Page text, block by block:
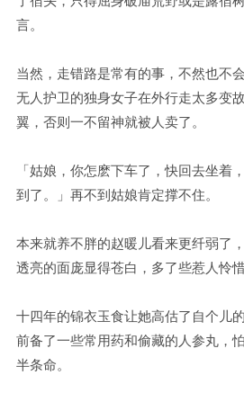
言。
当然，走错路是常有的事，不然也不
无人护卫的独身女子在外行走太多变
翼，否则一不留神就被人卖了。
「姑娘，你怎麽下车了，快回去坐着
到了。」再不到姑娘肯定撑不住。
本来就养不胖的赵暖儿看来更纤弱了
透亮的面庞显得苍白，多了些惹人怜惜
十四年的锦衣玉食让她高估了自个儿
前备了一些常用药和偷藏的人参丸，
半条命。